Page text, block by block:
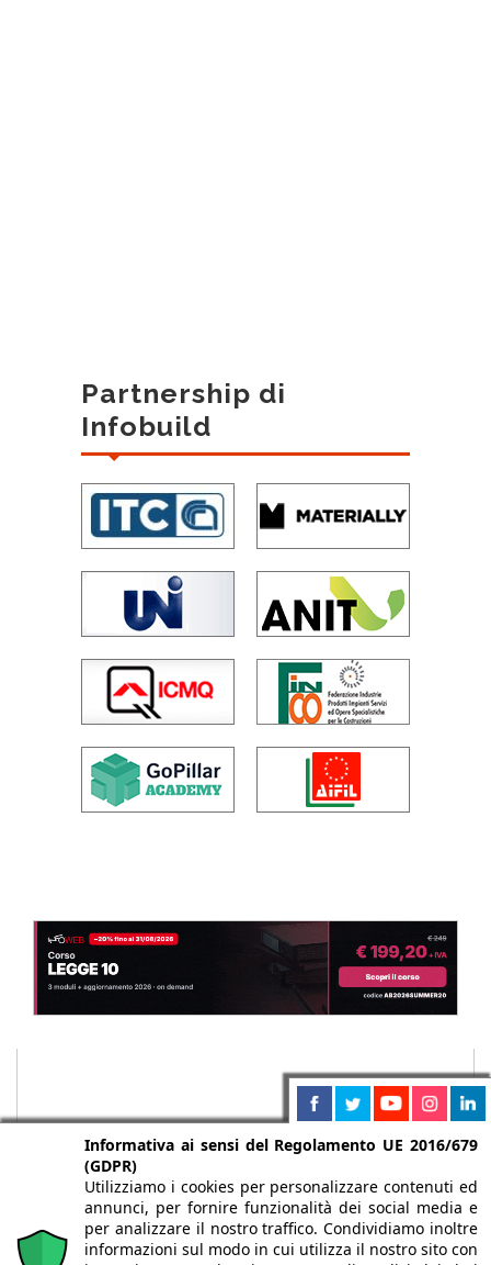
Partnership di
Infobuild
Informativa ai sensi del Regolamento UE 2016/679
(GDPR)
Utilizziamo i cookies per personalizzare contenuti ed
annunci, per fornire funzionalità dei social media e
per analizzare il nostro traffico. Condividiamo inoltre
informazioni sul modo in cui utilizza il nostro sito con